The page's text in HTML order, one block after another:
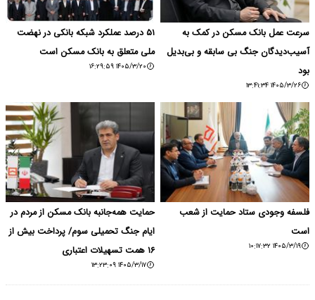
سرعت عمل بانک مسکن در کمک به
آسیب‌دیدگان جنگ بی سابقه و بی‌بدیل
بود
۱۴۰۵/۳/۲۶ ۱۳:۴۱:۳۴
۵۱ درصد عملکرد شبکه بانکی در نهضت
ملی متعلق به بانک مسکن است
۱۴۰۵/۳/۲۰ ۱۶:۲۹:۵۹
فلسفه وجودی ستاد حمایت از شعب
است
۱۴۰۵/۳/۱۹ ۱۰:۱۷:۳۲
حمایت همه‌جانبه بانک مسکن از مردم در
ایام جنگ تحمیلی سوم/ پرداخت بیش از
۱۶ همت تسهیلات اعتباری
۱۴۰۵/۳/۱۷ ۱۳:۲۳:۰۹